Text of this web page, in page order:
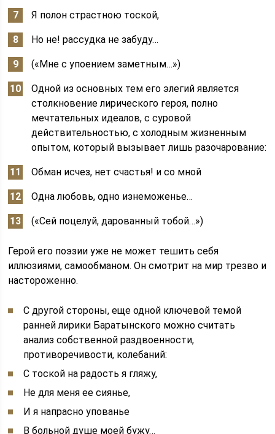
Я полон страстною тоской,
Но не! рассудка не забуду…
(«Мне с упоением заметным…»)
Одной из основных тем его элегий является
столкновение лирического героя, полно
мечтательных идеалов, с суровой
действительностью, с холодным жизненным
опытом, который вызывает лишь разочарование:
Обман исчез, нет счастья! и со мной
Одна любовь, одно изнеможенье…
(«Сей поцелуй, дарованный тобой…»)
Герой его поэзии уже не может тешить себя
иллюзиями, самообманом. Он смотрит на мир трезво и
настороженно.
С другой стороны, еще одной ключевой темой
ранней лирики Баратынского можно считать
анализ собственной раздвоенности,
противоречивости, колебаний:
С тоской на радость я гляжу,
Не для меня ее сиянье,
И я напрасно упованье
В больной душе моей бужу…